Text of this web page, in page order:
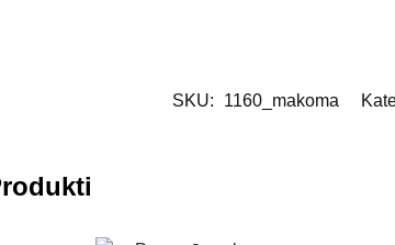
SKU: 1160_makoma